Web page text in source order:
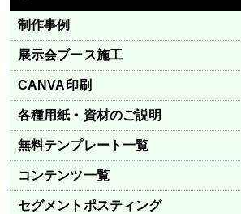
制作事例
展示会ブース施工
CANVA印刷
各種用紙・資材のご説明
無料テンプレート一覧
コンテンツ一覧
セグメントポスティング